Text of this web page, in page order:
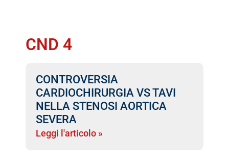
CND 4
CONTROVERSIA
CARDIOCHIRURGIA VS TAVI
NELLA STENOSI AORTICA
SEVERA
Leggi l'articolo »